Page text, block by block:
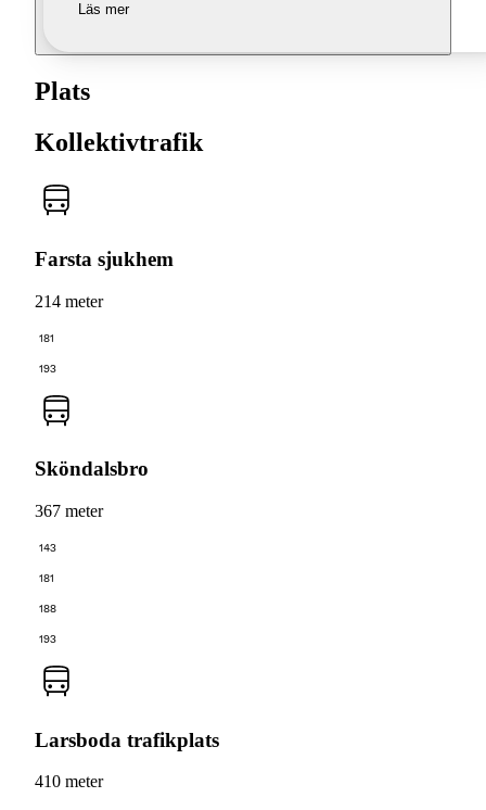
Läs mer
Plats
Kollektivtrafik
Farsta sjukhem
214 meter
181
193
Sköndalsbro
367 meter
143
181
188
193
Larsboda trafikplats
410 meter